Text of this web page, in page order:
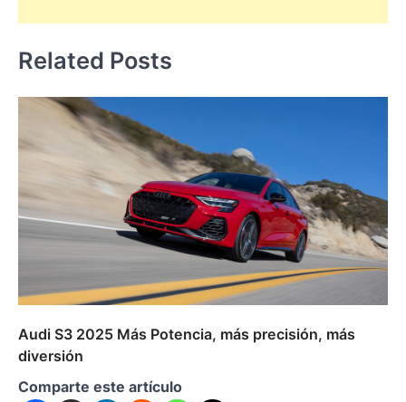
Related Posts
Audi S3 2025 Más Potencia, más precisión, más
diversión
Comparte este artículo